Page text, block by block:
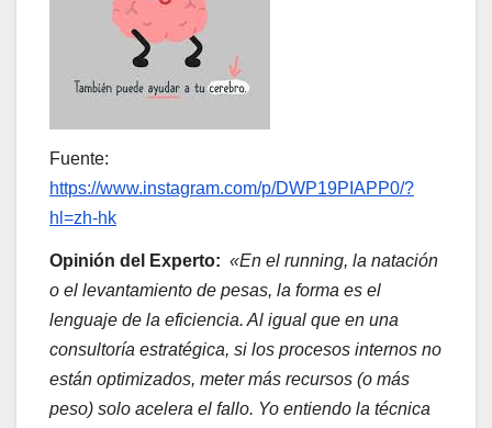
Fuente:
https://www.instagram.com/p/DWP19PIAPP0/?
hl=zh-hk
Opinión del Experto: «En el running, la natación
o el levantamiento de pesas, la forma es el
lenguaje de la eficiencia. Al igual que en una
consultoría estratégica, si los procesos internos no
están optimizados, meter más recursos (o más
peso) solo acelera el fallo. Yo entiendo la técnica